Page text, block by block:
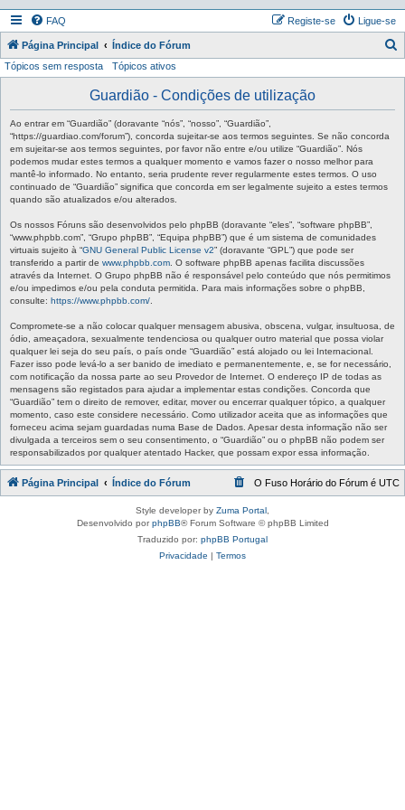
FAQ Ligue-se
Registe-se
Página Principal Índice do Fórum
Tópicos sem resposta Tópicos ativos
Guardião - Condições de utilização
Ao entrar em “Guardião” (doravante “nós”, “nosso”, “Guardião”,
“https://guardiao.com/forum”), concorda sujeitar-se aos termos seguintes. Se não concorda
em sujeitar-se aos termos seguintes, por favor não entre e/ou utilize “Guardião”. Nós
podemos mudar estes termos a qualquer momento e vamos fazer o nosso melhor para
mantê-lo informado. No entanto, seria prudente rever regularmente estes termos. O uso
continuado de “Guardião” significa que concorda em ser legalmente sujeito a estes termos
quando são atualizados e/ou alterados.
Os nossos Fóruns são desenvolvidos pelo phpBB (doravante “eles”, “software phpBB”,
“www.phpbb.com”, “Grupo phpBB”, “Equipa phpBB”) que é um sistema de comunidades
virtuais sujeito à “GNU General Public License v2” (doravante “GPL”) que pode ser
transferido a partir de www.phpbb.com . O software phpBB apenas facilita discussões
através da Internet. O Grupo phpBB não é responsável pelo conteúdo que nós permitimos
e/ou impedimos e/ou pela conduta permitida. Para mais informações sobre o phpBB,
consulte: https://www.phpbb.com/
Compromete-se a não colocar qualquer mensagem abusiva, obscena, vulgar, insultuosa, de
ódio, ameaçadora, sexualmente tendenciosa ou qualquer outro material que possa violar
qualquer lei seja do seu país, o país onde “Guardião” está alojado ou lei Internacional.
Fazer isso pode levá-lo a ser banido de imediato e permanentemente, e, se for necessário,
com notificação da nossa parte ao seu Provedor de Internet. O endereço IP de todas as
mensagens são registados para ajudar a implementar estas condições. Concorda que
“Guardião” tem o direito de remover, editar, mover ou encerrar qualquer tópico, a qualquer
momento, caso este considere necessário. Como utilizador aceita que as informações que
forneceu acima sejam guardadas numa Base de Dados. Apesar desta informação não ser
divulgada a terceiros sem o seu consentimento, o “Guardião” ou o phpBB não podem ser
responsabilizados por qualquer atentado Hacker, que possam expor essa informação.
Página Principal Índice do Fórum O Fuso Horário do Fórum é UTC
Style developer by Zuma Portal
Desenvolvido porphpBB® Forum Software © phpBB Limited
Traduzido por: phpBB Portugal
Privacidade | Termos